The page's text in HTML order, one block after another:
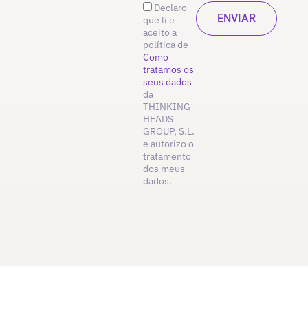
Declaro
que li e
aceito a
política de
Como
tratamos os
seus dados
da
THINKING
HEADS
GROUP, S.L.
e autorizo o
tratamento
dos meus
dados.